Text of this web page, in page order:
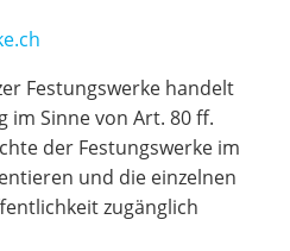
Festungswerke handelt
im Sinne von Art. 80 ff.
der Festungswerke im
und die einzelnen
zugänglich